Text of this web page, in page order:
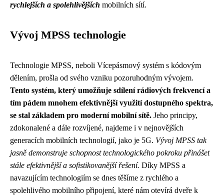
rychlejších a spolehlivějších mobilních sítí.
Vývoj MPSS technologie
Technologie MPSS, neboli Vícepásmový systém s kódovým
dělením, prošla od svého vzniku pozoruhodným vývojem.
Tento systém, který umožňuje sdílení rádiových frekvencí a
tím pádem mnohem efektivnější využití dostupného spektra,
se stal základem pro moderní mobilní sítě. Jeho principy,
zdokonalené a dále rozvíjené, najdeme i v nejnovějších
generacích mobilních technologií, jako je 5G. Vývoj MPSS tak
jasně demonstruje schopnost technologického pokroku přinášet
stále efektivnější a sofistikovanější řešení. Díky MPSS a
navazujícím technologiím se dnes těšíme z rychlého a
spolehlivého mobilního připojení, které nám otevírá dveře k